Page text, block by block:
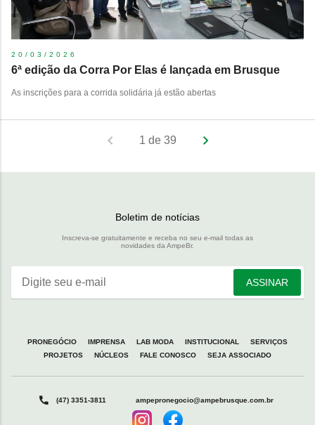
20/03/2026
6ª edição da Corra Por Elas é lançada em Brusque
As inscrições para a corrida solidária já estão abertas
1 de 39
Boletim de notícias
Inscreva-se gratuitamente e receba no seu e-mail todas as
novidades da AmpeBr.
Digite seu e-mail ASSINAR
PRONEGÓCIO IMPRENSA LAB MODA INSTITUCIONAL
SERVIÇOS
PROJETOS
NÚCLEOS FALE CONOSCO SEJA ASSOCIADO
(47) 3351-3811 ampepronegocio@ampebrusque.com.br